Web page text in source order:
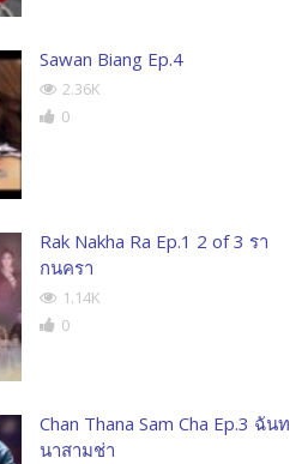
Sawan Biang Ep.4
2.36K
0
Rak Nakha Ra Ep.1 2 of 3 รา
กนครา
1.14K
0
Chan Thana Sam Cha Ep.3 ฉันท
นาสามช่า